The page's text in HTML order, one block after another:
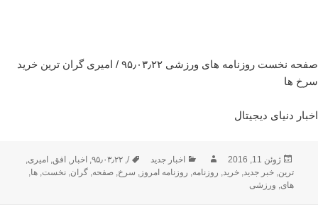
صفحه نخست روزنامه های ورزشی ۹۵٫۰۳٫۲۲ / امیری گران ترین خرید
سرخ ها
اخبار دنیای دیجیتال
ارسال
شده
در
ژوئن 11, 2016 نویسندهدسته‌ها
اخبار جدید برچسب‌ها
/
,۹۵٫۰۳٫۲۲, اخبار, افق, امیری,
ترین,خبر جدید,خرید, روزنامه, روزنامه امروز, سرخ,صفحه,گران,نخست,ها,
های, ورزشی